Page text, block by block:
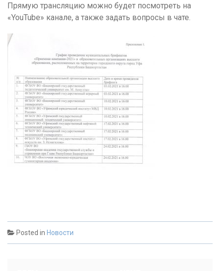
Прямую трансляцию можно будет посмотреть на
«YouTube» канале, а также задать вопросы в чате.
Posted in Новости